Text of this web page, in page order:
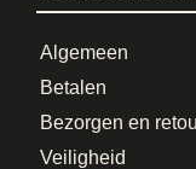
Algemeen
Betalen
Bezorgen en
Veiligheid